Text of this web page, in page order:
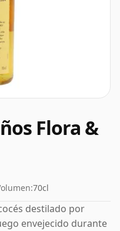
Flora &
70cl
destilado por
envejecido durante